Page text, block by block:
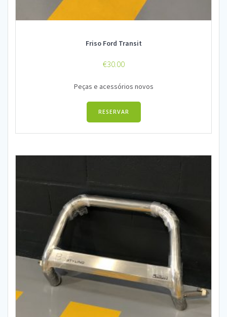
Friso Ford Transit
€30.00
Peças e acessórios novos
RESERVAR